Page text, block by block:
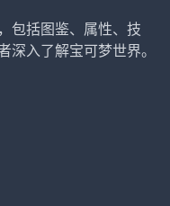
包括图鉴、属性、技
深入了解宝可梦世界。